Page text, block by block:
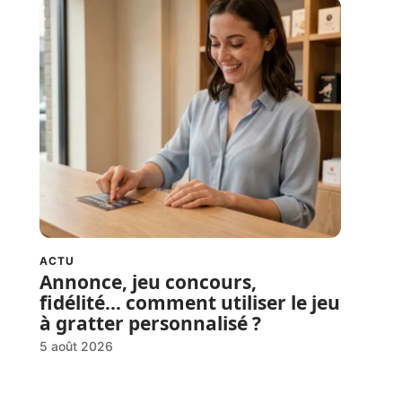
ACTU
Annonce, jeu concours,
fidélité… comment utiliser le jeu
à gratter personnalisé ?
5 août 2026